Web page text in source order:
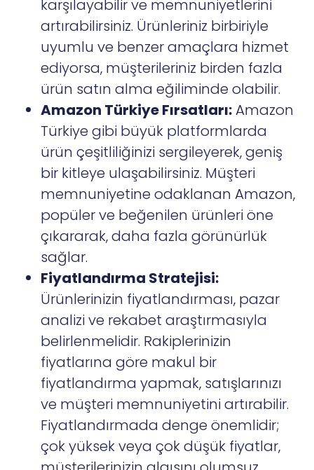
karşılayabilir ve memnuniyetlerini
artırabilirsiniz. Ürünleriniz birbiriyle
uyumlu ve benzer amaçlara hizmet
ediyorsa, müşterileriniz birden fazla
ürün satın alma eğiliminde olabilir.
Amazon Türkiye Fırsatları:Amazon
Türkiye gibi büyük platformlarda
ürün çeşitliliğinizi sergileyerek, geniş
bir kitleye ulaşabilirsiniz. Müşteri
memnuniyetine odaklanan Amazon,
popüler ve beğenilen ürünleri öne
çıkararak, daha fazla görünürlük
sağlar.
Fiyatlandırma Stratejisi:
Ürünlerinizin fiyatlandırması, pazar
analizi ve rekabet araştırmasıyla
belirlenmelidir. Rakiplerinizin
fiyatlarına göre makul bir
fiyatlandırma yapmak, satışlarınızı
ve müşteri memnuniyetini artırabilir.
Fiyatlandırmada denge önemlidir;
çok yüksek veya çok düşük fiyatlar,